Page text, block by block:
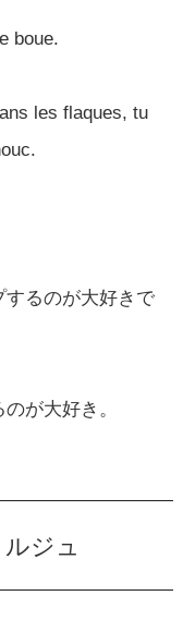
boue.
les flaques, tu
るのが大好きで
が大好き。
ジュ